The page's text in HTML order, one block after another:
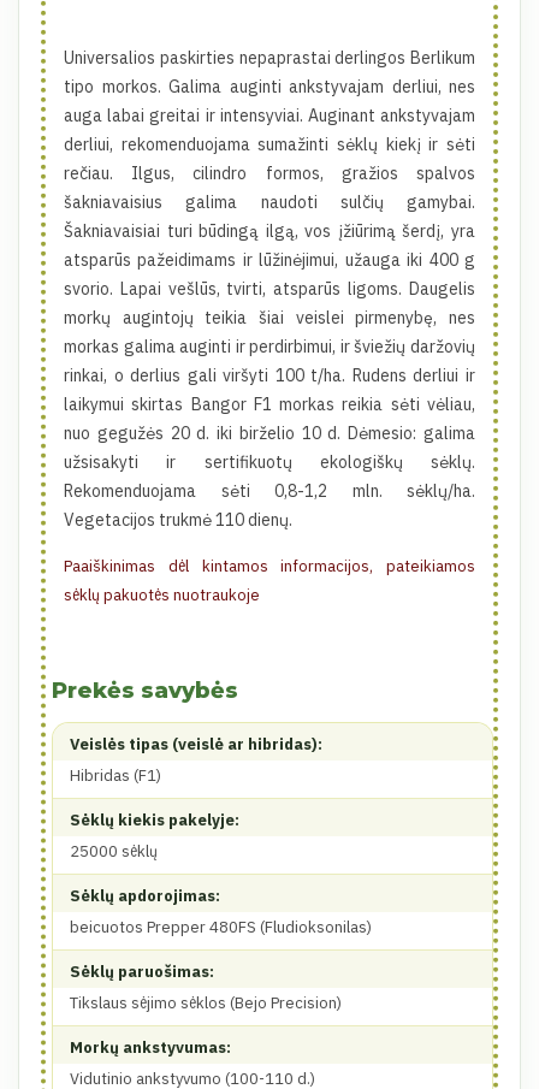
Universalios paskirties nepaprastai derlingos Berlikum
tipo morkos. Galima auginti ankstyvajam derliui, nes
auga labai greitai ir intensyviai. Auginant ankstyvajam
derliui, rekomenduojama sumažinti sėklų kiekį ir sėti
rečiau. Ilgus, cilindro formos, gražios spalvos
šakniavaisius galima naudoti sulčių gamybai.
Šakniavaisiai turi būdingą ilgą, vos įžiūrimą šerdį, yra
atsparūs pažeidimams ir lūžinėjimui, užauga iki 400 g
svorio. Lapai vešlūs, tvirti, atsparūs ligoms. Daugelis
morkų augintojų teikia šiai veislei pirmenybę, nes
morkas galima auginti ir perdirbimui, ir šviežių daržovių
rinkai, o derlius gali viršyti 100 t/ha. Rudens derliui ir
laikymui skirtas Bangor F1 morkas reikia sėti vėliau,
nuo gegužės 20 d. iki birželio 10 d. Dėmesio: galima
užsisakyti ir sertifikuotų ekologiškų sėklų.
Rekomenduojama sėti 0,8-1,2 mln. sėklų/ha.
Vegetacijos trukmė 110 dienų.
Paaiškinimas dėl kintamos informacijos, pateikiamos
sėklų pakuotės nuotraukoje
Prekės savybės
Veislės tipas (veislė ar hibridas):
Hibridas (F1)
Sėklų kiekis pakelyje:
25000 sėklų
Sėklų apdorojimas:
beicuotos Prepper 480FS (Fludioksonilas)
Sėklų paruošimas:
Tikslaus sėjimo sėklos (Bejo Precision)
Morkų ankstyvumas:
Vidutinio ankstyvumo (100-110 d.)